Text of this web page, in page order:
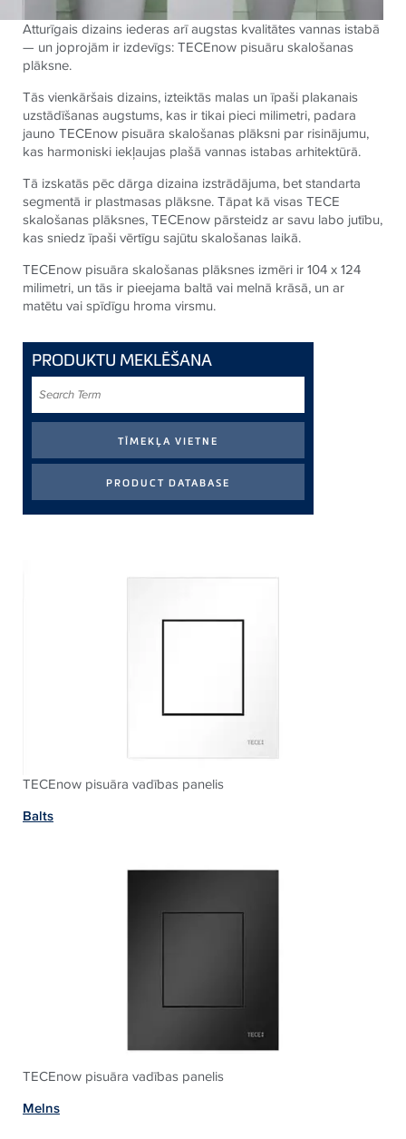
Atturīgais dizains iederas arī augstas kvalitātes vannas istabā
— un joprojām ir izdevīgs: TECEnow pisuāru skalošanas
plāksne.
Tās vienkāršais dizains, izteiktās malas un īpaši plakanais
uzstādīšanas augstums, kas ir tikai pieci milimetri, padara
jauno TECEnow pisuāra skalošanas plāksni par risinājumu,
kas harmoniski iekļaujas plašā vannas istabas arhitektūrā.
Tā izskatās pēc dārga dizaina izstrādājuma, bet standarta
segmentā ir plastmasas plāksne. Tāpat kā visas TECE
skalošanas plāksnes, TECEnow pārsteidz ar savu labo jutību,
kas sniedz īpaši vērtīgu sajūtu skalošanas laikā.
TECEnow pisuāra skalošanas plāksnes izmēri ir 104 x 124
milimetri, un tās ir pieejama baltā vai melnā krāsā, un ar
matētu vai spīdīgu hroma virsmu.
PRODUKTU MEKLĒŠANA
Term
TECEnow pisuāra vadības panelis
Balts
TECEnow pisuāra vadības panelis
Melns